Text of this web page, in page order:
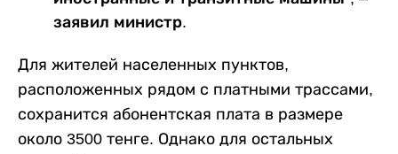
заявил министр.
Для жителей населенных пунктов,
расположенных рядом с платными трассами,
сохранится абонентская плата в размере
около 3500 тенге. Однако для остальных